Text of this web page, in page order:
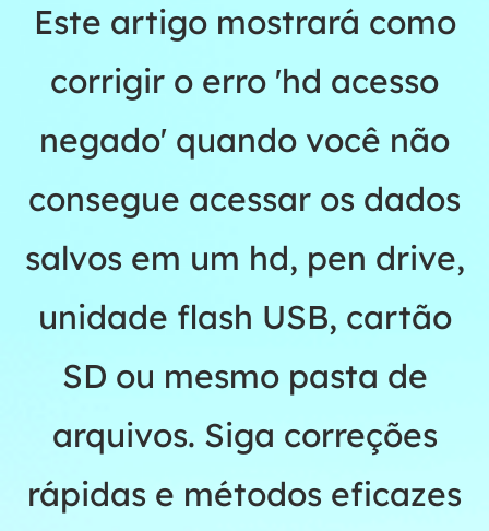
Este artigo mostrará como
corrigir o erro 'hd acesso
negado' quando você não
consegue acessar os dados
salvos em um hd, pen drive,
unidade flash USB, cartão
SD ou mesmo pasta de
arquivos. Siga correções
rápidas e métodos eficazes